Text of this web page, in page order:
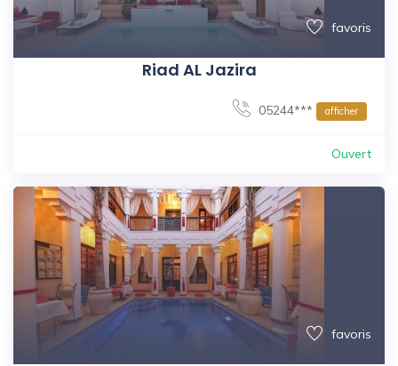
favoris
Riad AL Jazira
05244*** afficher
Ouvert
favoris